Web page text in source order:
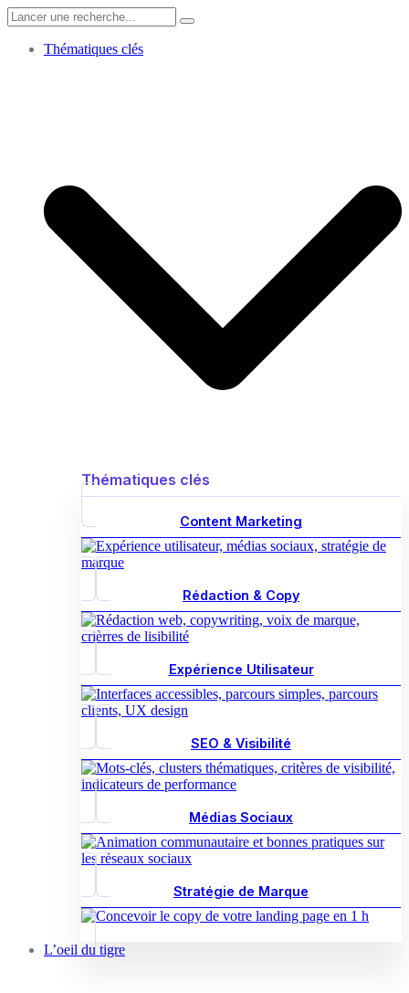
Search
for:
Thématiques clés
Thématiques clés
Content Marketing
Rédaction & Copy
Expérience Utilisateur
SEO & Visibilité
Médias Sociaux
Stratégie de Marque
L’oeil du tigre